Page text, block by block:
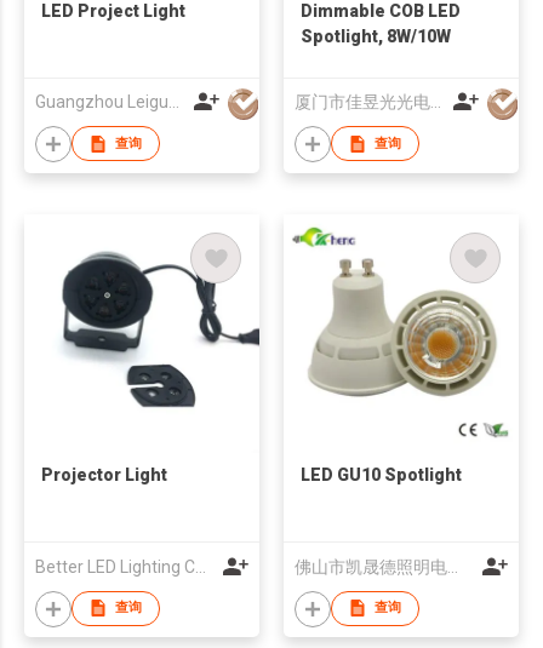
LED Project Light
Guangzhou Leiguang Lighting Co.,Ltd
查询
Dimmable COB LED
Spotlight, 8W/10W
厦门市佳昱光光电有限公司
查询
Projector Light
查询
LED GU10 Spotlight
佛山市凯晟德照明电器有限公司
查询